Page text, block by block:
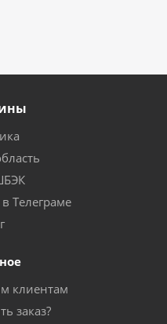
Телеграме
клиентам
заказ?